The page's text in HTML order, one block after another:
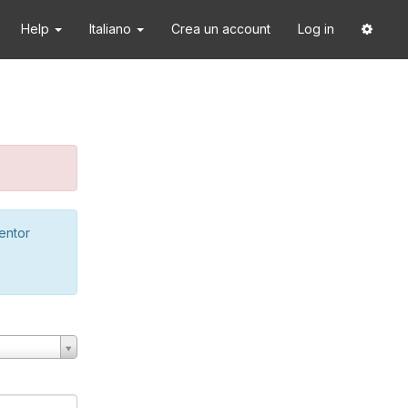
Help Italiano Crea un account Log in